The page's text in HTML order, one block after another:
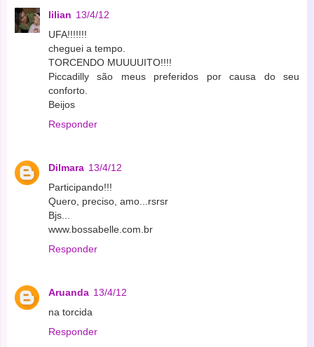
lilian 13/4/12
UFA!!!!!!!
cheguei a tempo.
TORCENDO MUUUUITO!!!!
Piccadilly são meus preferidos por causa do seu
conforto.
Beijos
Responder
Dilmara 13/4/12
Participando!!!
Quero, preciso, amo...rsrsr
Bjs...
www.bossabelle.com.br
Responder
Aruanda 13/4/12
na torcida
Responder